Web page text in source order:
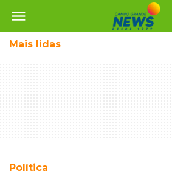
menu
Mais lidas
Política